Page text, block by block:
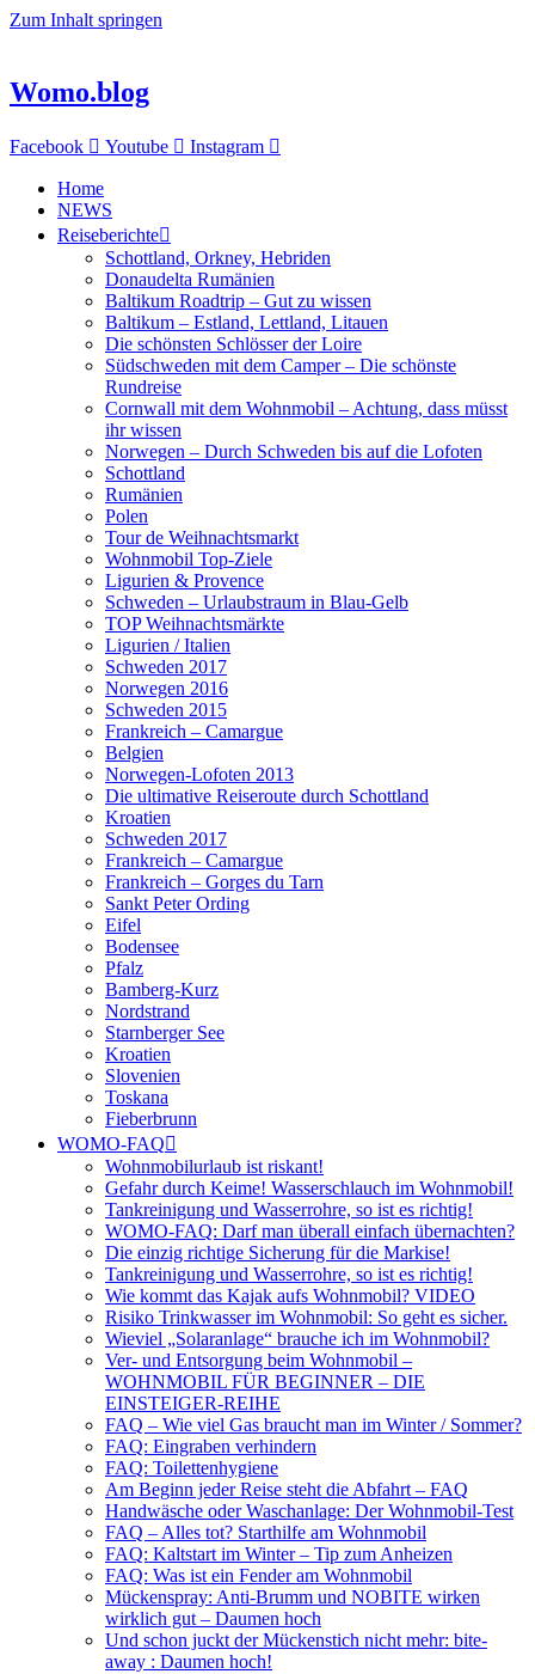
Zum Inhalt springen
Womo.blog
Facebook Youtube Instagram
Home
NEWS
Reiseberichte
Schottland, Orkney, Hebriden
Donaudelta Rumänien
Baltikum Roadtrip – Gut zu wissen
Baltikum – Estland, Lettland, Litauen
Die schönsten Schlösser der Loire
Südschweden mit dem Camper – Die schönste
Rundreise
Cornwall mit dem Wohnmobil – Achtung, dass müsst
ihr wissen
Norwegen – Durch Schweden bis auf die Lofoten
Schottland
Rumänien
Polen
Tour de Weihnachtsmarkt
Wohnmobil Top-Ziele
Ligurien & Provence
Schweden – Urlaubstraum in Blau-Gelb
TOP Weihnachtsmärkte
Ligurien / Italien
Schweden 2017
Norwegen 2016
Schweden 2015
Frankreich – Camargue
Belgien
Norwegen-Lofoten 2013
Die ultimative Reiseroute durch Schottland
Kroatien
Schweden 2017
Frankreich – Camargue
Frankreich – Gorges du Tarn
Sankt Peter Ording
Eifel
Bodensee
Pfalz
Bamberg-Kurz
Nordstrand
Starnberger See
Kroatien
Slovenien
Toskana
Fieberbrunn
WOMO-FAQ
Wohnmobilurlaub ist riskant!
Gefahr durch Keime! Wasserschlauch im Wohnmobil!
Tankreinigung und Wasserrohre, so ist es richtig!
WOMO-FAQ: Darf man überall einfach übernachten?
Die einzig richtige Sicherung für die Markise!
Tankreinigung und Wasserrohre, so ist es richtig!
Wie kommt das Kajak aufs Wohnmobil? VIDEO
Risiko Trinkwasser im Wohnmobil: So geht es sicher.
Wieviel „Solaranlage“ brauche ich im Wohnmobil?
Ver- und Entsorgung beim Wohnmobil –
WOHNMOBIL FÜR BEGINNER – DIE
EINSTEIGER-REIHE
FAQ – Wie viel Gas braucht man im Winter / Sommer?
FAQ: Eingraben verhindern
FAQ: Toilettenhygiene
Am Beginn jeder Reise steht die Abfahrt – FAQ
Handwäsche oder Waschanlage: Der Wohnmobil-Test
FAQ – Alles tot? Starthilfe am Wohnmobil
FAQ: Kaltstart im Winter – Tip zum Anheizen
FAQ: Was ist ein Fender am Wohnmobil
Mückenspray: Anti-Brumm und NOBITE wirken
wirklich gut – Daumen hoch
Und schon juckt der Mückenstich nicht mehr: bite-
away : Daumen hoch!